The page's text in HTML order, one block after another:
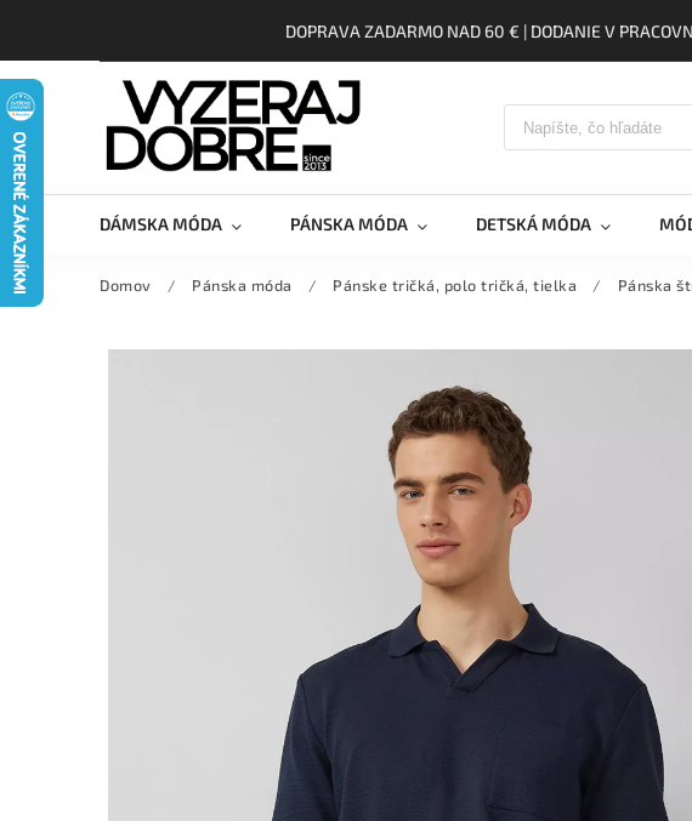
DOPRAVA ZADARMO NAD 60 € | DODANIE V
DÁMSKA MÓDA PÁNSKA MÓDA DETSKÁ MÓDA
Domov / Pánska móda / Pánske tričká, polo tričká, tielka / Pánska